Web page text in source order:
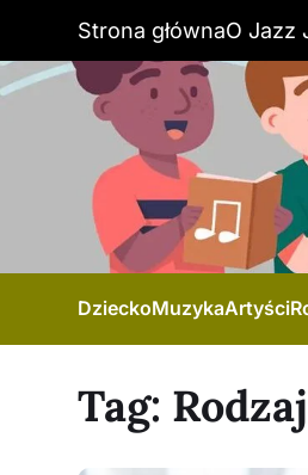
Strona głównaO Jazz
DzieckoMuzykaArtyści
Tag: